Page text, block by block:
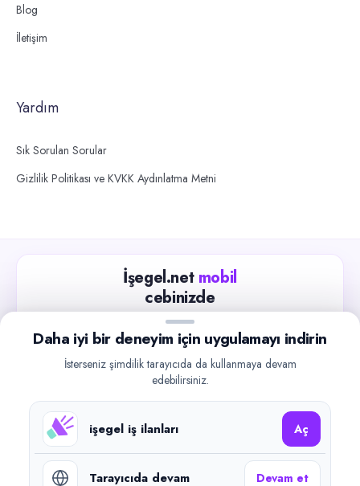
Blog
İletişim
Yardım
Sık Sorulan Sorular
Gizlilik Politikası ve KVKK Aydınlatma Metni
İşegel.net mobil
cebinizde
Güncel iş ilanlarını takip edin, işverenlerle hızlıca
iletişime geçin.
Google Play
©2026işegel.net. Tüm hakları saklıdır.
Daha iyi bir deneyim için uygulamayı indirin
İsterseniz şimdilik tarayıcıda da kullanmaya devam
edebilirsiniz.
işegel iş ilanları Aç
Tarayıcıda devam Devam et